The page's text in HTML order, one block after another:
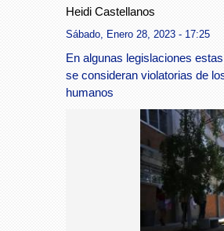
Heidi Castellanos
Sábado, Enero 28, 2023 - 17:25
En algunas legislaciones
se consideran violatorias de
humanos